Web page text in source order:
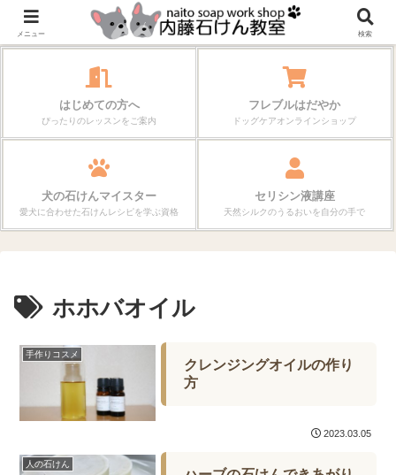
作る楽しさが、毎日の暮らしを変えていく。
はじめての方へ
ぴったりのレッスンをご案内
フレブルはだやか
ドッグケアオンラインショップ
犬の石けんマイスター
愛犬に合わせた石けんレシピを学ぶ資格
セリシン液講座
天然シルクのうるおいを自分の手で
ホホバオイル
手作りコスメ
クレンジングオイルの作り
方
2023.03.05
人の石けん
メニュー 検索